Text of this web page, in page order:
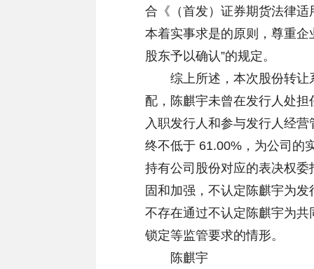
合《（首发）证券期货法律
本着实事求是的原则，尊重
股东予以确认”的规定。
综上所述，本次股份转让
配，陈麒宇未曾在发行人处
入职发行人和参与发行人经
终不低于 61.00%，为公司的
持有公司股份对应的表决权
固和加强，不认定陈麒宇为
不存在通过不认定陈麒宇为
锁定等监管要求的情形。
陈麒宇